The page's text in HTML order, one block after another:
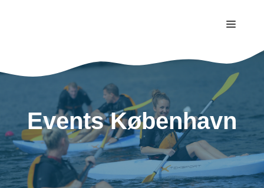
MENU
Events København